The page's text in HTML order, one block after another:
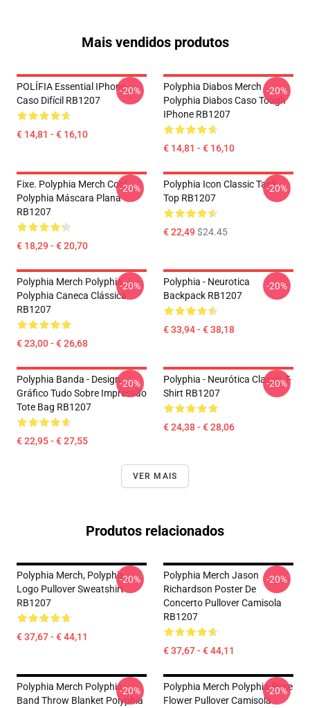
Mais vendidos produtos
POLÍFIA Essential IPhone
Caso Difícil RB1207
€ 14,81 - € 16,10
-20%
Polyphia Diabos Merch
Polyphia Diabos Caso Tough
IPhone RB1207
€ 14,81 - € 16,10
-20%
Fixe. Polyphia Merch Cool
Polyphia Máscara Plana
RB1207
€ 18,29 - € 20,70
-20%
Polyphia Icon Classic Tank
Top RB1207
€ 22,49$24.45
-20%
Polyphia Merch Polyphia
Polyphia Caneca Clássica
RB1207
€ 23,00 - € 26,68
-20%
Polyphia - Neurotica
Backpack RB1207
€ 33,94 - € 38,18
-20%
Polyphia Banda - Design
Gráfico Tudo Sobre Impressão
Tote Bag RB1207
€ 22,95 - € 27,55
-20%
Polyphia - Neurótica Classic T-
Shirt RB1207
€ 24,38 - € 28,06
-20%
VER MAIS
Produtos relacionados
Polyphia Merch, Polyphia
Logo Pullover Sweatshirt
RB1207
€ 37,67 - € 44,11
-20%
Polyphia Merch Jason
Richardson Poster De
Concerto Pullover Camisola
RB1207
€ 37,67 - € 44,11
-20%
Polyphia Merch Polyphia
Band Throw Blanket Polyphia
-20%
Polyphia Merch Polyphia Rose
Flower Pullover Camisola
-20%